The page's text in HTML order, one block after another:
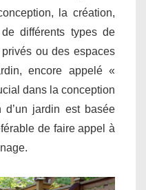
la création,
de différents types de
ou des espaces
encore appelé «
dans la conception
d’un jardin est basée
de faire appel à